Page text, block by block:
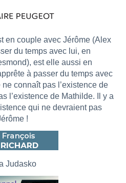
en couple avec Jérôme (Alex
du temps avec lui, en
est elle aussi en
à passer du temps avec
connaît pas l’existence de
l’existence de Mathilde. Il y a
qui ne devraient pas
!
Judasko